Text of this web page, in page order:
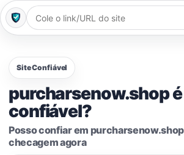
Site Confiável
purcharsenow.shop é
confiável?
Posso confiar em
checagem agora